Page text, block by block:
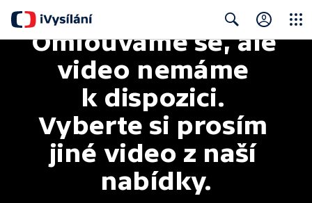
Search
Omlouváme se, ale
video nemáme
k dispozici.
Vyberte si prosím
jiné video z naší
nabídky.